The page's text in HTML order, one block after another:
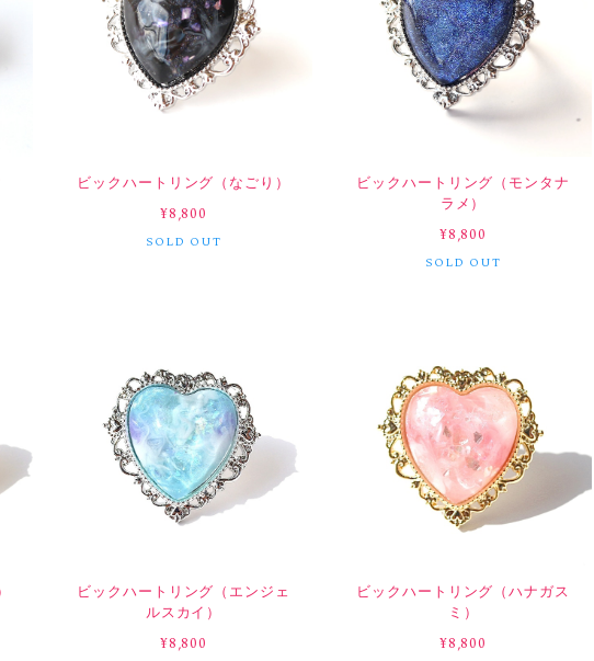
ビックハートリング（なごり）
¥8,800
SOLD OUT
ビックハートリング（モンタナ
ラメ）
¥8,800
SOLD OUT
ビックハートリング（エンジェ
ルスカイ）
¥8,800
ビックハートリング（ハナガス
ミ）
¥8,800